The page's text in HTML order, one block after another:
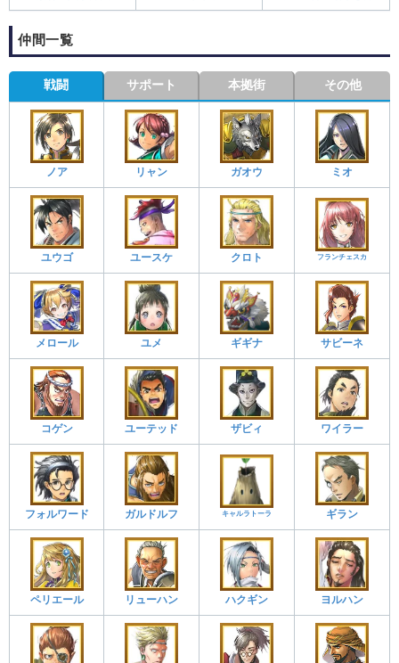
仲間一覧
戦闘 サポート 本拠街 その他
ノア リャン ガオウ ミオ
ユウゴ ユースケ クロト フランチェスカ
メロール ユメ ギギナ サビーネ
コゲン ユーテッド ザビィ ワイラー
フォルワード ガルドルフ キャルラトーラ ギラン
ペリエール リューハン ハクギン ヨルハン